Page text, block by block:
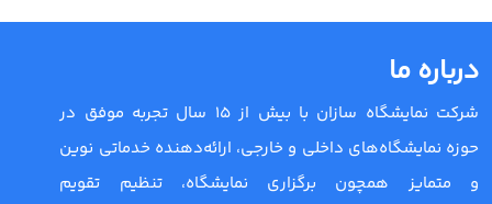
درباره ما
شرکت نمایشگاه سازان با بیش از 15 سال تجربه موفق در
حوزه نمایشگاه‌های داخلی و خارجی، ارائه‌دهنده خدماتی نوین
و متمایز همچون برگزاری نمایشگاه، تنظیم تقویم